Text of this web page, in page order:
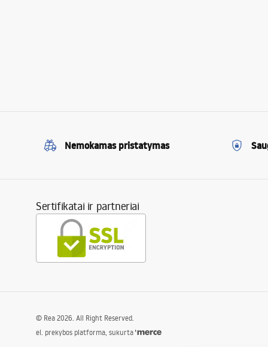
Nemokamas pristatymas
Sertifikatai ir partneriai
© Rea 2026. All Right Reserved.
el. prekybos platforma, sukurta